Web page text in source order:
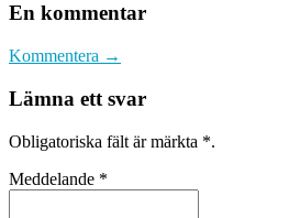
En kommentar
Kommentera →
Lämna ett svar
Obligatoriska fält är märkta *.
Meddelande *